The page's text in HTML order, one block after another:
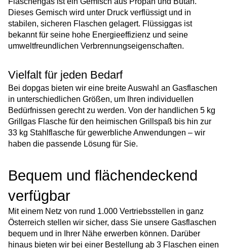
Dieses Gemisch wird unter Druck verflüssigt und in
stabilen, sicheren Flaschen gelagert. Flüssiggas ist
bekannt für seine hohe Energieeffizienz und seine
umweltfreundlichen Verbrennungseigenschaften.
Vielfalt für jeden Bedarf
Bei dopgas bieten wir eine breite Auswahl an Gasflaschen
in unterschiedlichen Größen, um Ihren individuellen
Bedürfnissen gerecht zu werden. Von der handlichen 5 kg
Grillgas Flasche für den heimischen Grillspaß bis hin zur
33 kg Stahlflasche für gewerbliche Anwendungen – wir
haben die passende Lösung für Sie.
Bequem und flächendeckend
verfügbar
Mit einem Netz von rund 1.000 Vertriebsstellen in ganz
Österreich stellen wir sicher, dass Sie unsere Gasflaschen
bequem und in Ihrer Nähe erwerben können. Darüber
hinaus bieten wir bei einer Bestellung ab 3 Flaschen einen